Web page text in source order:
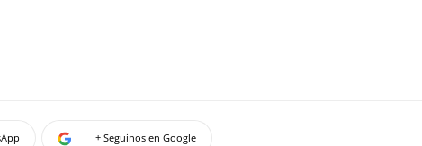
+ Seguinos en Google